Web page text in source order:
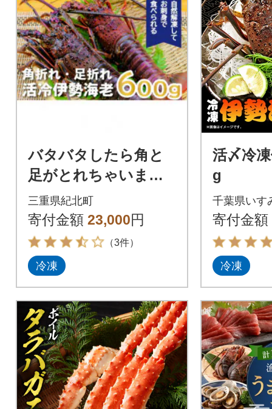
バタバタしたら角と
足がとれちゃいまし
た 活冷伊勢えび 約6
00g〈訳あり(不揃
い)〉【BB25】
三重県紀北町
寄付金額 23,000円
（3件）
冷凍
活〆冷
g
千葉県いす
寄付金額
冷凍